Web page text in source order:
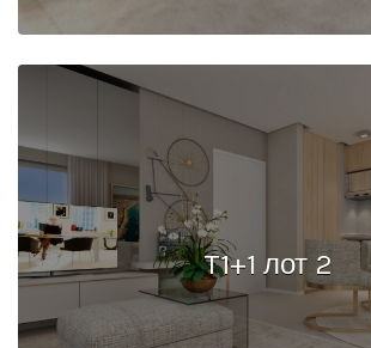
T1+1 лот 2